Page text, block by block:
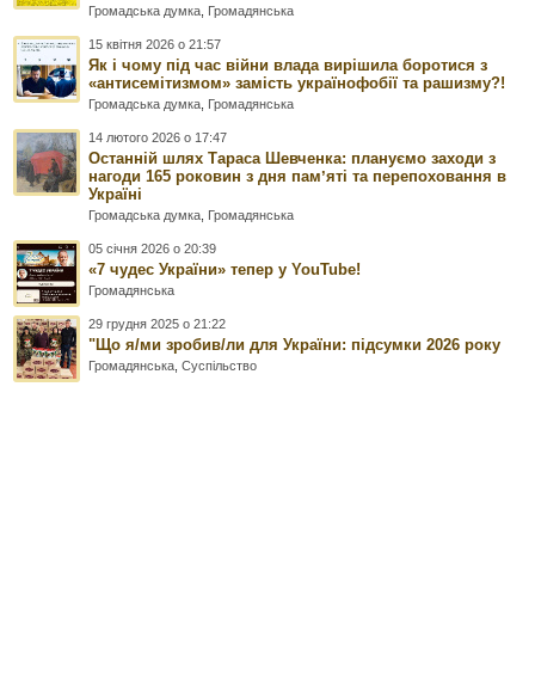
Громадська думка Громадянська
15 квітня 2026 о 21:57
Як і чому під час війни влада вирішила боротися з
«антисемітизмом» замість українофобії та рашизму?!
Громадська думка Громадянська
14 лютого 2026 о 17:47
Останній шлях Тараса Шевченка: плануємо заходи з
нагоди 165 роковин з дня памʼяті та перепоховання в
Україні
Громадська думка Громадянська
05 січня 2026 о 20:39
«7 чудес України» тепер у YouTube!
Громадянська
29 грудня 2025 о 21:22
"Що я/ми зробив/ли для України: підсумки 2026 року
Громадянська ,Суспільство